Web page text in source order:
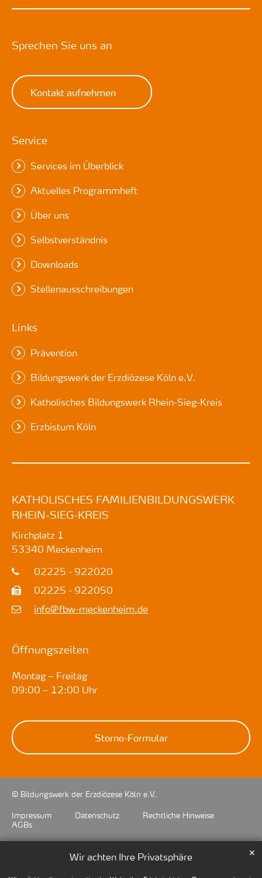
Wir achten Ihre Privatsphäre ✕
Sprechen Sie uns an
Kontakt aufnehmen
Service
Services im Überblick
Aktuelles Programmheft
Über uns
Selbstverständnis
Downloads
Stellenausschreibungen
Links
Prävention
Bildungswerk der Erzdiözese Köln e.V.
Katholisches Bildungswerk Rhein-Sieg-Kreis
Erzbistum Köln
KATHOLISCHES FAMILIENBILDUNGSWERK
RHEIN-SIEG-KREIS
Kirchplatz 1
53340 Meckenheim
02225 - 922020
02225 - 922050
info@fbw-meckenheim.de
Öffnungszeiten
Montag – Freitag
09:00 – 12:00 Uhr
Storno-Formular
© Bildungswerk der Erzdiözese Köln e.V.
Impressum
Datenschutz
Rechtliche Hinweise
AGBs